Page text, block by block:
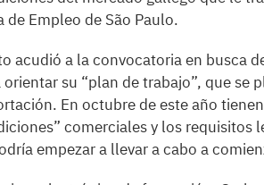
de Empleo de São Paulo.
acudió a la convocatoria en busca
orientar su “plan de trabajo”, que se
En octubre de este año
comerciales y los requisitos
empezar a llevar a cabo a